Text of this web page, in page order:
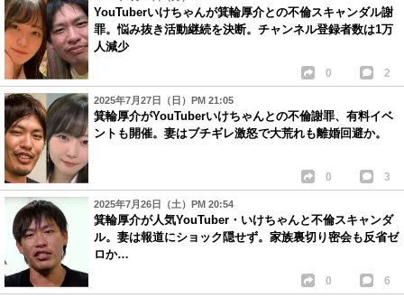
YouTuberいけちゃんが箕輪厚介との不倫スキャンダル謝
罪。悩み抜き活動継続を決断。チャンネル登録者数は1万
人減少
0 2
2025年7月27日（日）PM 21:05
箕輪厚介がYouTuberいけちゃんとの不倫謝罪、有料イベ
ントも開催。妻はブチギレ激怒で大荒れも離婚回避か。
0 3
2025年7月26日（土）PM 20:54
箕輪厚介が人気YouTuber・いけちゃんと不倫スキャンダ
ル。妻は報道にショック隠せず。家族裏切り密会も反省ゼ
ロか…
0 6